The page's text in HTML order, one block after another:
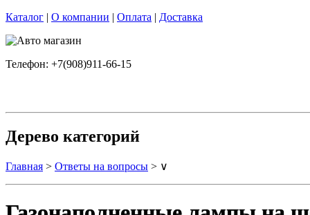
Каталог | О компании | Оплата | Доставка
Телефон: +7(908)911-66-15
Дерево категорий
Главная > Ответы на вопросы > ∨